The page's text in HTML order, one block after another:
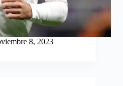
8, 2023